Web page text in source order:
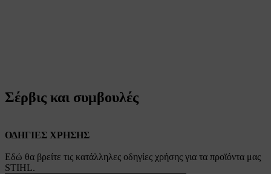
Σέρβις και συμβουλές
ΟΔΗΓΙΕΣ ΧΡΗΣΗΣ
Εδώ θα βρείτε τις κατάλληλες οδηγίες χρήσης για τα προϊόντα μας
STIHL.